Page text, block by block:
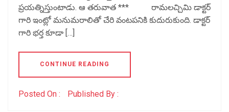
ప్రయత్నిస్తుంటాడు. ఆ తరువాత *** రామలచ్చిమి డాక్టర్
గారి ఇంట్లో మనుమరాలితో చేరి వంటపనికి కుదురుకుంది. డాక్టర్
గారి భర్త కూడా […]
CONTINUE READING
Posted On : Published By :